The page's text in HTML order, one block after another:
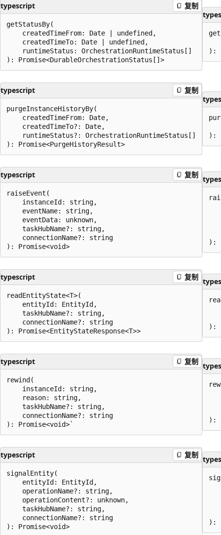
typescript 复制
getStatusBy(
    createdTimeFrom: Date | undefined,
    createdTimeTo: Date | undefined,
    runtimeStatus: OrchestrationRuntimeStatus[]
typescript 复制
purgeInstanceHistoryBy(
    createdTimeFrom: Date,
    createdTimeTo?: Date,
    runtimeStatus?: OrchestrationRuntimeStatus[]
typescript 复制
raiseEvent(
    instanceId: string,
    eventName: string,
    eventData: unknown,
    taskHubName?: string,
    connectionName?: string
typescript 复制
readEntityState<T>(
    entityId: EntityId,
    taskHubName?: string,
    connectionName?: string
typescript 复制
rewind(
    instanceId: string,
    reason: string,
    taskHubName?: string,
    connectionName?: string
typescript 复制
signalEntity(
    entityId: EntityId,
    operationName?: string,
    operationContent?: unknown,
    taskHubName?: string,
    connectionName?: string